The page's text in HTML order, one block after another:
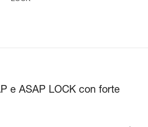
e ASAP LOCK con forte